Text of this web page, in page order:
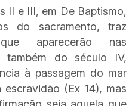
II e III, em De Baptismo,
do sacramento, traz
aparecerão nas
também do século IV,
à passagem do mar
(Ex 14), mas